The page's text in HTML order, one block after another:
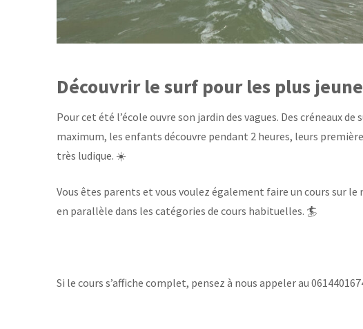
Découvrir le surf pour les plus
Pour cet été l’école ouvre son jardin des vagues. Des créneaux
maximum, les enfants découvre pendant 2 heures, leurs
très ludique. ☀️
Vous êtes parents et vous voulez également faire un cours sur
en parallèle dans les catégories de cours habituelles. 🏄
Si le cours s’affiche complet, pensez à nous appeler au